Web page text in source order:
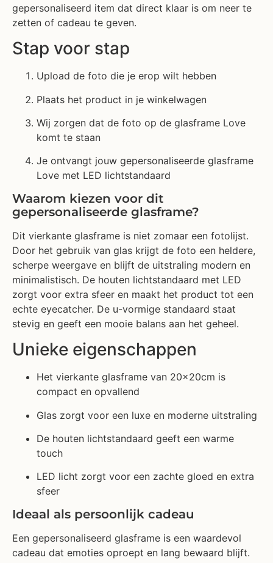
gepersonaliseerd item dat direct klaar is om neer te
zetten of cadeau te geven.
Stap voor stap
Upload de foto die je erop wilt hebben
Plaats het product in je winkelwagen
Wij zorgen dat de foto op de glasframe Love
komt te staan
Je ontvangt jouw gepersonaliseerde glasframe
Love met LED lichtstandaard
Waarom kiezen voor dit
gepersonaliseerde glasframe?
Dit vierkante glasframe is niet zomaar een fotolijst.
Door het gebruik van glas krijgt de foto een heldere,
scherpe weergave en blijft de uitstraling modern en
minimalistisch. De houten lichtstandaard met LED
zorgt voor extra sfeer en maakt het product tot een
echte eyecatcher. De u-vormige standaard staat
stevig en geeft een mooie balans aan het geheel.
Unieke eigenschappen
Het vierkante glasframe van 20x20cm is
compact en opvallend
Glas zorgt voor een luxe en moderne uitstraling
De houten lichtstandaard geeft een warme
touch
LED licht zorgt voor een zachte gloed en extra
sfeer
Ideaal als persoonlijk cadeau
Een gepersonaliseerd glasframe is een waardevol
cadeau dat emoties oproept en lang bewaard blijft.